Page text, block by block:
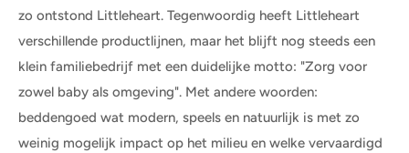
zo ontstond Littleheart. Tegenwoordig heeft Littleheart
verschillende productlijnen, maar het blijft nog steeds een
klein familiebedrijf met een duidelijke motto: "Zorg voor
zowel baby als omgeving". Met andere woorden:
beddengoed wat modern, speels en natuurlijk is met zo
weinig mogelijk impact op het milieu en welke vervaardigd